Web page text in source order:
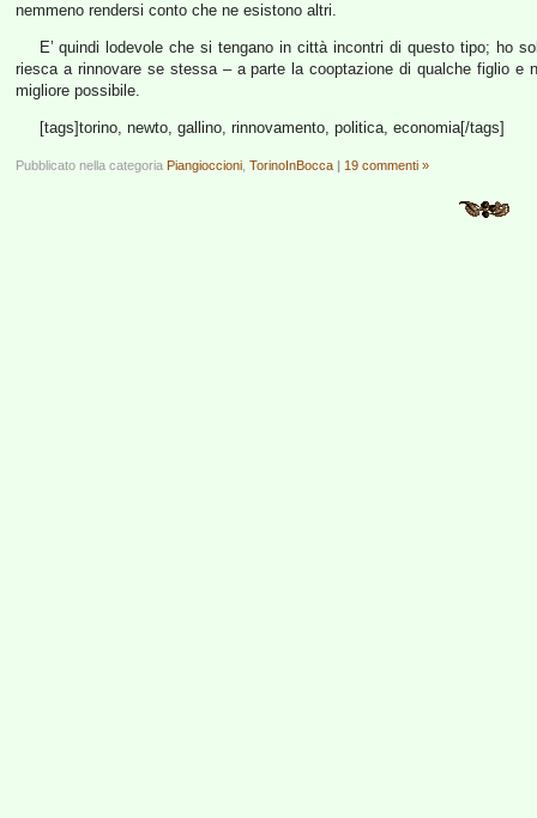
nemmeno rendersi conto che ne esistono altri.
E’ quindi lodevole che si tengano in città incontri di questo tipo; ho
riesca a rinnovare se stessa – a parte la cooptazione di qualche figlio e
migliore possibile.
[tags]torino, newto, gallino, rinnovamento, politica, economia[/tags]
Pubblicato nella categoria Piangioccioni TorinoInBocca | 19 commenti »